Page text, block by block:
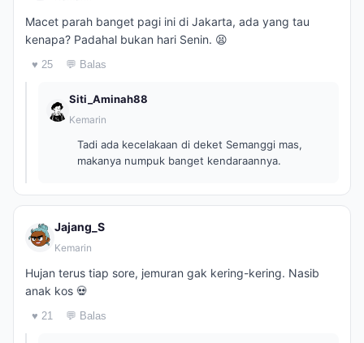
Macet parah banget pagi ini di Jakarta, ada yang tau
kenapa? Padahal bukan hari Senin. 😫
♥ 25 💬 Balas
Siti_Aminah88
Kemarin
Tadi ada kecelakaan di deket Semanggi mas,
makanya numpuk banget kendaraannya.
Jajang_S
Kemarin
Hujan terus tiap sore, jemuran gak kering-kering. Nasib
anak kos 💀
♥ 21 💬 Balas